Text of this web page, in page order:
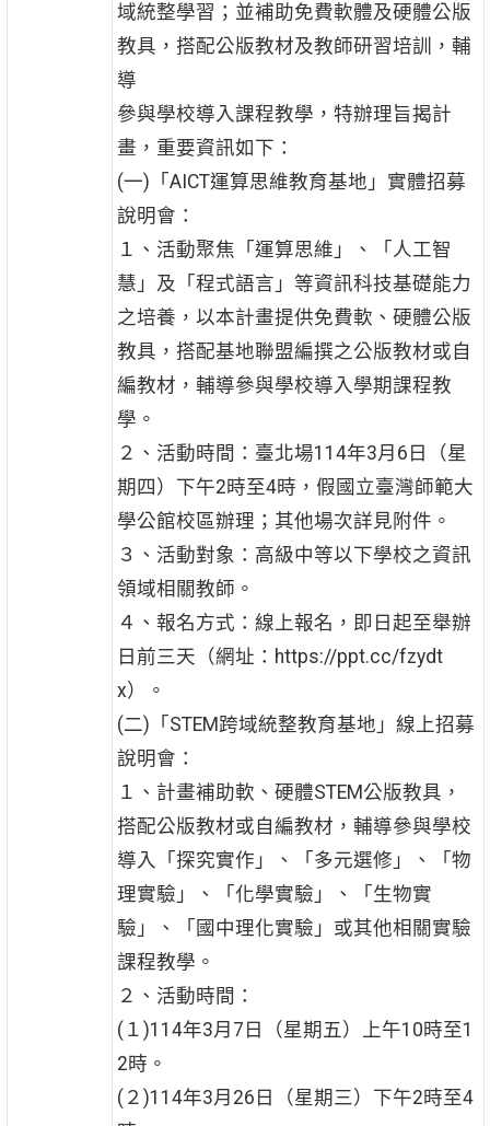
域統整學習；並補助免費軟體及硬體公版
教具，搭配公版教材及教師研習培訓，輔
導
參與學校導入課程教學，特辦理旨揭計
畫，重要資訊如下：
(一)「AICT運算思維教育基地」實體招募
說明會：
１、活動聚焦「運算思維」、「人工智
慧」及「程式語言」等資訊科技基礎能力
之培養，以本計畫提供免費軟、硬體公版
教具，搭配基地聯盟編撰之公版教材或自
編教材，輔導參與學校導入學期課程教
學。
２、活動時間：臺北場114年3月6日（星
期四）下午2時至4時，假國立臺灣師範大
學公館校區辦理；其他場次詳見附件。
３、活動對象：高級中等以下學校之資訊
領域相關教師。
４、報名方式：線上報名，即日起至舉辦
日前三天（網址：https://ppt.cc/fzydt
x）。
(二)「STEM跨域統整教育基地」線上招募
說明會：
１、計畫補助軟、硬體STEM公版教具，
搭配公版教材或自編教材，輔導參與學校
導入「探究實作」、「多元選修」、「物
理實驗」、「化學實驗」、「生物實
驗」、「國中理化實驗」或其他相關實驗
課程教學。
２、活動時間：
(１)114年3月7日（星期五）上午10時至1
2時。
(２)114年3月26日（星期三）下午2時至4